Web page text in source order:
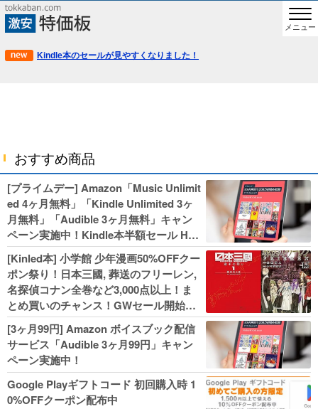
メニュー
Kindle本のセールが見やすくなりました！
おすすめ商品
[プライムデー] Amazon「Music Unlimit
ed 4ヶ月無料」「Kindle Unlimited 3ヶ
月無料」「Audible 3ヶ月無料」キャン
ペーン実施中！Kindle本半額セール HU
NTER×HUNTERなど集英社、無職転生,
幼女戦記などKADOKAWA、キャプテン
翼100円セールも！
[Kinled本] 小学館 少年漫画50%OFFクー
ポン祭り！日本三國, 葬送のフリーレン,
名探偵コナン全巻など3,000点以上！ま
とめ買いのチャンス！GWセール開始！
人気コミック多数 カドカワ祭やIT関連本
がセールに！
[3ヶ月99円] Amazon ボイスブック配信
サービス「Audible 3ヶ月99円」キャン
ペーン実施中！
Google Playギフトコード 初回購入時 1
0%OFFクーポン配布中